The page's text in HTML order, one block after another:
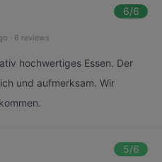
6/6
· 6 reviews
hochwertiges Essen. Der
und aufmerksam. Wir
5/6